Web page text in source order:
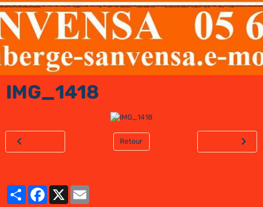
IMG_1418
Retour
PartagerFacebook
X